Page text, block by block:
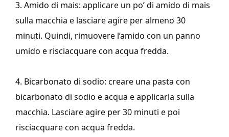
3. Amido di mais: applicare un po’ di amido di mais
sulla macchia e lasciare agire per almeno 30
minuti. Quindi, rimuovere l’amido con un panno
umido e risciacquare con acqua fredda.
4. Bicarbonato di sodio: creare una pasta con
bicarbonato di sodio e acqua e applicarla sulla
macchia. Lasciare agire per 30 minuti e poi
risciacquare con acqua fredda.